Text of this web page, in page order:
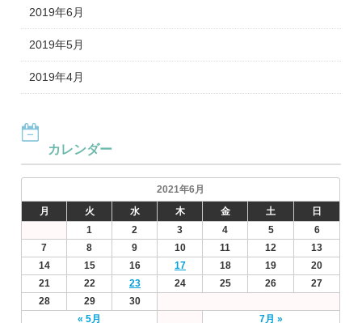
2019年6月
2019年5月
2019年4月
カレンダー
2021年6月
月
火 水 木 金 土 日
« 5月 7月 »
1 2 3 4 5
6
7
8 9 10 11 12
13
14
15 16 17 18 19
20
21
22 23 24 25 26
27
28
29 30